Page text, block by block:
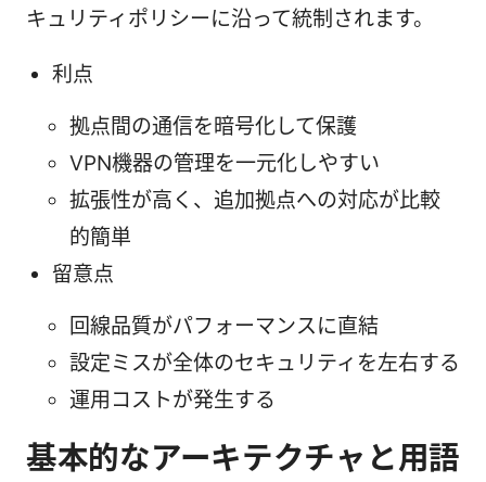
キュリティポリシーに沿って統制されます。
利点
拠点間の通信を暗号化して保護
VPN機器の管理を一元化しやすい
拡張性が高く、追加拠点への対応が比較
的簡単
留意点
回線品質がパフォーマンスに直結
設定ミスが全体のセキュリティを左右する
運用コストが発生する
基本的なアーキテクチャと用語